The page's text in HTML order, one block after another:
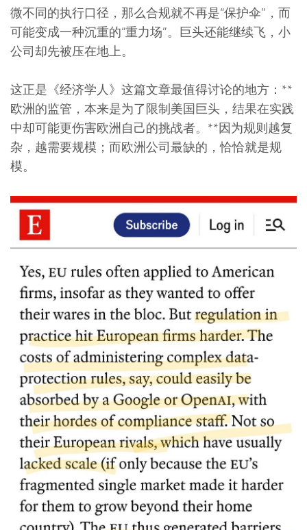
微不同的执行口径，那么合规就不再是“保护伞”，而
可能变成一种沉重的“重力场”。巨头还能继续飞，小
公司却先被压在地上。
这正是《经济学人》这篇文章最值得讨论的地方：**
欧洲的监管，本来是为了限制美国巨头，结果在实践
中却可能更伤害欧洲自己的挑战者。**因为规则越复
杂，越需要规模；而欧洲公司最缺的，恰恰就是规
模。